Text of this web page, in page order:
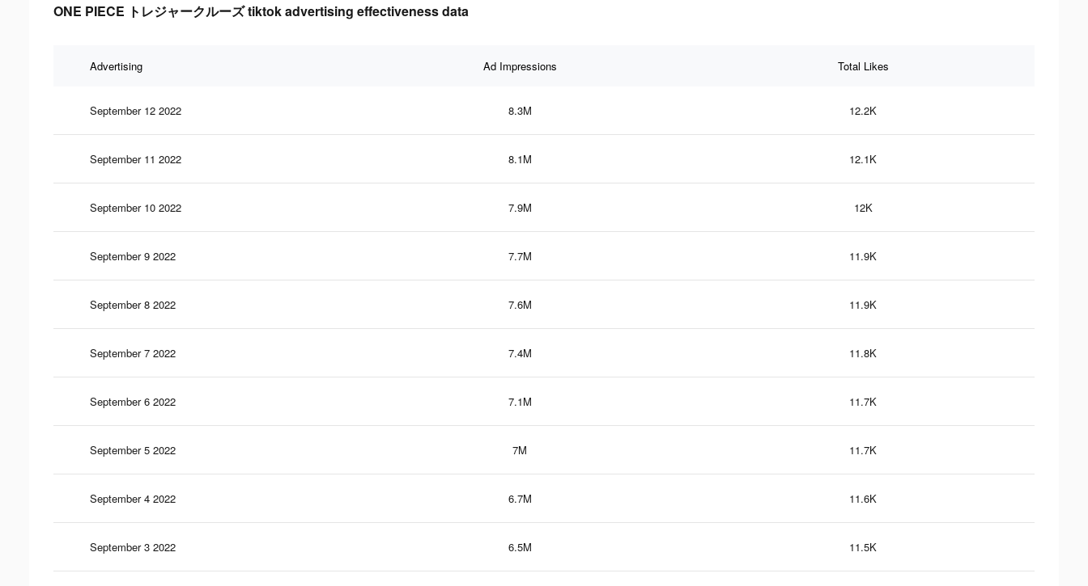
ONE PIECE トレジャークルーズ tiktok advertising effectiveness data
Advertising Ad Impressions Total Likes
September 12 2022 8.3M 12.2K
September 11 2022 8.1M 12.1K
September 10 2022 7.9M 12K
September 9 2022 7.7M 11.9K
September 8 2022 7.6M 11.9K
September 7 2022 7.4M 11.8K
September 6 2022 7.1M 11.7K
September 5 2022 7M 11.7K
September 4 2022 6.7M 11.6K
September 3 2022 6.5M 11.5K